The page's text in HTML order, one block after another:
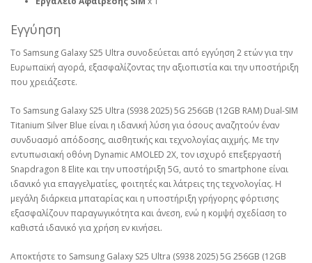
Εγγύηση
Το Samsung Galaxy S25 Ultra συνοδεύεται από εγγύηση 2 ετών για την
Ευρωπαϊκή αγορά, εξασφαλίζοντας την αξιοπιστία και την υποστήριξη
που χρειάζεστε.
Το Samsung Galaxy S25 Ultra (S938 2025) 5G 256GB (12GB RAM) Dual-SIM
Titanium Silver Blue είναι η ιδανική λύση για όσους αναζητούν έναν
συνδυασμό απόδοσης, αισθητικής και τεχνολογίας αιχμής. Με την
εντυπωσιακή οθόνη Dynamic AMOLED 2X, τον ισχυρό επεξεργαστή
Snapdragon 8 Elite και την υποστήριξη 5G, αυτό το smartphone είναι
ιδανικό για επαγγελματίες, φοιτητές και λάτρεις της τεχνολογίας. Η
μεγάλη διάρκεια μπαταρίας και η υποστήριξη γρήγορης φόρτισης
εξασφαλίζουν παραγωγικότητα και άνεση, ενώ η κομψή σχεδίαση το
καθιστά ιδανικό για χρήση εν κινήσει.
Αποκτήστε το Samsung Galaxy S25 Ultra (S938 2025) 5G 256GB (12GB